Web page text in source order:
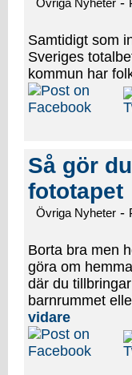
Övriga Nyheter
Samtidigt som
Sveriges
kommun har
Så gör
fototapet
Övriga Nyheter -
Borta bra men
göra om
där du
barnrummet
vidare